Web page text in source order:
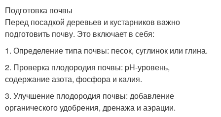
Подготовка почвы
Перед посадкой деревьев и кустарников важно
подготовить почву. Это включает в себя:
1. Определение типа почвы: песок, суглинок или глина.
2. Проверка плодородия почвы: pH-уровень,
содержание азота, фосфора и калия.
3. Улучшение плодородия почвы: добавление
органического удобрения, дренажа и аэрации.